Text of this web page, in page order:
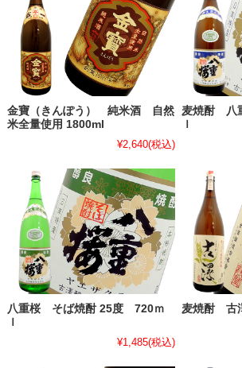
金寶（きんぽう） 純米酒 自然
米全量使用 1800ml
¥2,640(税込)
麦焼酎 八
ｌ
八重桜 そば焼酎 25度 720ｍ
ｌ
¥1,485(税込)
麦焼酎 古